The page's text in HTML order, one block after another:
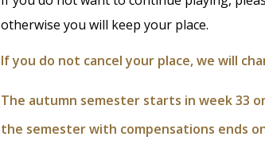
otherwise you will keep your place.
If you do not cancel your place, we will
The autumn semester starts in week 33
the semester with compensations ends